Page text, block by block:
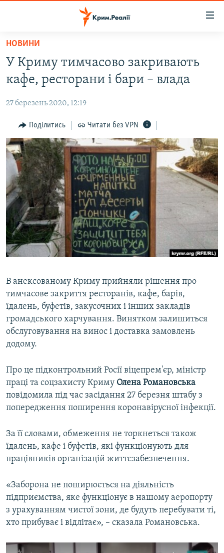
Перейти
основного
матеріалу
Перейти
до
навігації
Перейти
до
пошуку
ВОДА.КРИМ
ВІДЕО ТА ФОТО
ПОЛІТИКА
БЛОГИ
ПОГЛЯД
ІНТЕРВ'Ю
ВСЕ ЗА ДЕНЬ
СПЕЦПРОЕКТИ
ДЕПОРТАЦІЯ
ВІДЕОУРОКИ «ELIFBE»
СВІДЧЕННЯ ОКУПАЦІЇ
ЯК ОБІЙТИ БЛОКУВАННЯ
Русский
Qırımtatar
Усі сайти RFE/RL
НОВИНИ
У Криму тимчасово закривають
кафе, ресторани і бари – влада
27 березень 2020, 12:19
Поділитись Читати без VPN
В анексованому Криму прийняли рішення про
тимчасове закриття ресторанів, кафе, барів,
їдалень, буфетів, закусочних і інших закладів
громадського харчування. Винятком залишиться
обслуговування на винос і доставка замовлень
додому.
Про це підконтрольний Росії віцепрем'єр, міністр
праці та соцзахисту Криму Олена Романовська
повідомила під час засідання 27 березня штабу з
попередження поширення коронавірусної інфекції.
За її словами, обмеження не торкнеться також
їдалень, кафе і буфетів, які функціонують для
працівників організацій життєзабезпечення.
«Заборона не поширюється на діяльність
підприємства, яке функціонує в нашому аеропорту
з урахуванням чистої зони, де будуть перебувати ті,
хто прибуває і відлітає», – сказала Романовська.